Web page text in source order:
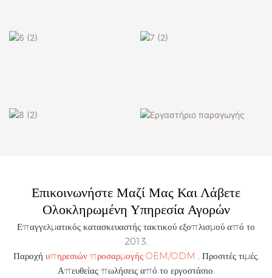
Επικοινωνήστε Μαζί Μας Και Λάβετε
Ολοκληρωμένη Υπηρεσία Αγορών
Επαγγελματικός κατασκευαστής τακτικού εξοπλισμού από το
2013.
Παροχή υπηρεσιών προσαρμογής OEM/ODM . Προσιτές τιμές.
Απευθείας πωλήσεις από το εργοστάσιο.